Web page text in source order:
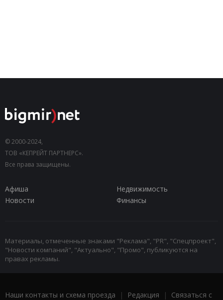
© 2000-2024,
ТОВ «КЕПРЕЙТ ПАРТНЕРС».
Все права защищены.
Афиша
Недвижимость
Новости
Финансы
Материалы, отмеченные знаками "Реклама", "PR", "Спецпроект",
"Новости компаний", "Актуально", "Промо", публикуются на
правах рекламы.
Наши контакты и схема проезда | Редакция | Связаться с